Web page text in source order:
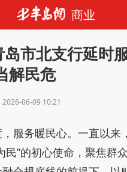
商业
市北支行延时
解民危
2026-06-09 10:21
服务暖民心。一直以来
民”的初心使命，聚焦群